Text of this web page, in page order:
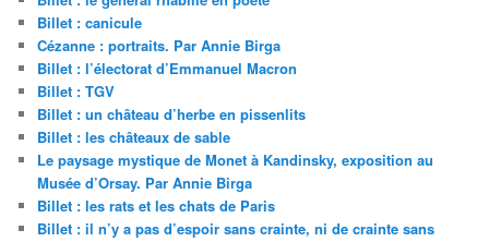
Billet : canicule
Cézanne : portraits. Par Annie Birga
Billet : l’électorat d’Emmanuel Macron
Billet : TGV
Billet : un château d’herbe en pissenlits
Billet : les châteaux de sable
Le paysage mystique de Monet à Kandinsky, exposition au
Musée d’Orsay. Par Annie Birga
Billet : les rats et les chats de Paris
Billet : il n’y a pas d’espoir sans crainte, ni de crainte sans